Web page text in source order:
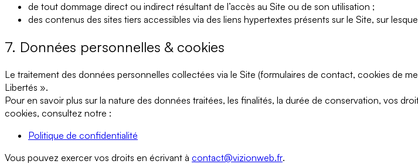
de tout dommage direct ou indirect résultant de l’accès au Site ou de son utilisation ;
des contenus des sites tiers accessibles via des liens hypertextes présents sur le Site, sur
7. Données personnelles & cookies
Le traitement des données personnelles collectées via le Site (formulaires de contact, cookies de
Libertés ».
Pour en savoir plus sur la nature des données traitées, les finalités, la durée de conservation, vos
cookies, consultez notre :
Politique de confidentialité
Vous pouvez exercer vos droits en écrivant à contact@vizionweb.fr.